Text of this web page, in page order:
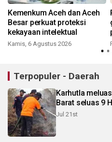
Kemenkum Aceh dan Aceh
Besar perkuat proteksi
kekayaan intelektual
Kamis, 6 Agustus 2026
Terpopuler - Daerah
Karhutla
Barat seluas 9
Jul 21st